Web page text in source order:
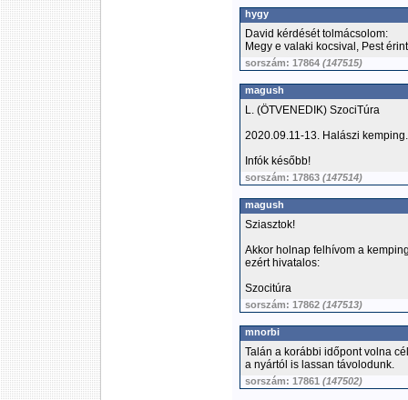
hygy
David kérdését tolmácsolom:
Megy e valaki kocsival, Pest
sorszám: 17864 (147515)
magush
L. (ÖTVENEDIK) SzociTúra
2020.09.11-13. Halászi kemping.
Infók később!
sorszám: 17863 (147514)
magush
Sziasztok!
Akkor holnap felhívom a
ezért hivatalos:
Szocitúra
sorszám: 17862 (147513)
mnorbi
Talán a korábbi időpont volna
a nyártól is lassan távolodunk.
sorszám: 17861 (147502)